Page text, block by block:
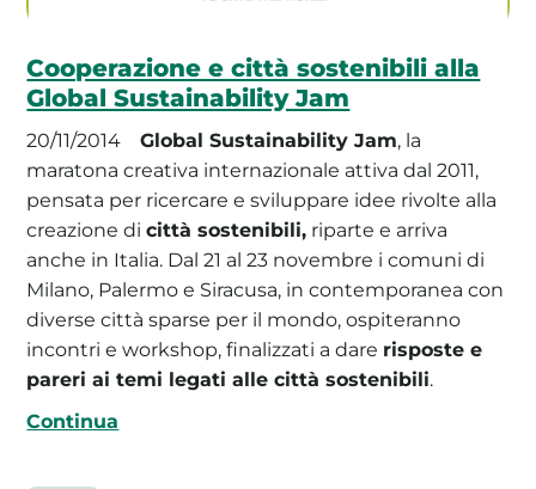
Cooperazione e città sostenibili alla
Global Sustainability Jam
20/11/2014 Global Sustainability Jam, la
maratona creativa internazionale attiva dal 2011,
pensata per ricercare e sviluppare idee rivolte alla
creazione dicittà sostenibili, riparte e arriva
anche in Italia. Dal 21 al 23 novembre i comuni di
Milano, Palermo e Siracusa, in contemporanea con
diverse città sparse per il mondo, ospiteranno
incontri e workshop, finalizzati a dare risposte e
pareri ai temi legati alle città sostenibili.
Continua